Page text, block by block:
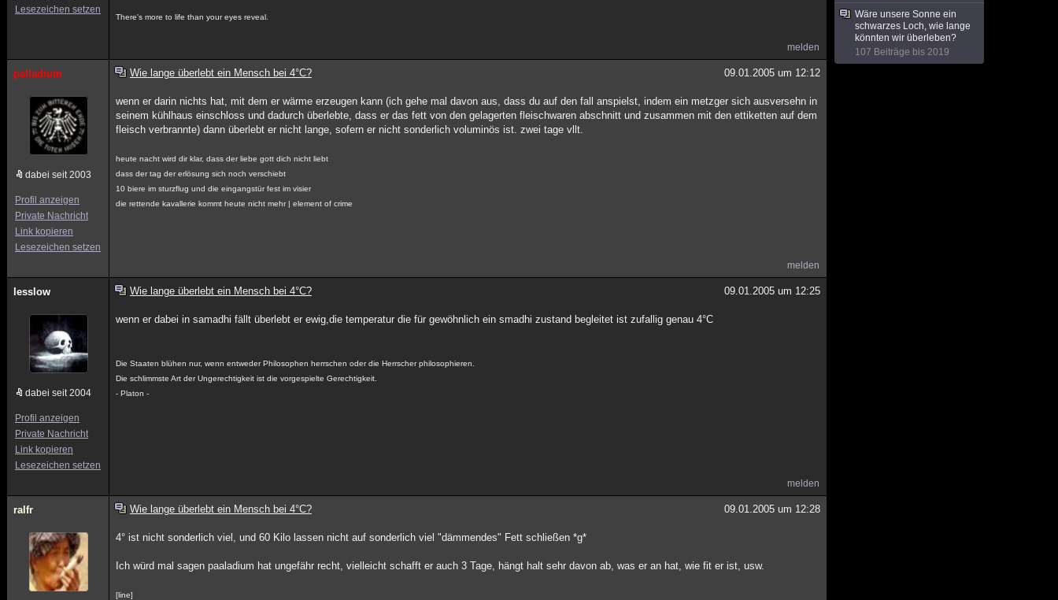
Lesezeichen setzen
There's more to life than your eyes reveal.
melden
palladium
dabei seit 2003
Profil anzeigen
Private Nachricht
Link kopieren
Lesezeichen setzen
Wie lange überlebt ein Mensch bei 4°C? 09.01.2005 um 12:12
wenn er darin nichts hat, mit dem er wärme erzeugen kann (ich gehe mal davon aus, dass du auf den fall anspielst, indem ein metzger sich ausversehn in
seinem kühlhaus einschloss und dadurch überlebte, dass er das fett von den gelagerten fleischwaren abschnitt und zusammen mit den ettiketten auf dem
fleisch verbrannte) dann überlebt er nicht lange, sofern er nicht sonderlich voluminös ist. zwei tage vllt.
heute nacht wird dir klar, dass der liebe gott dich nicht liebt
dass der tag der erlösung sich noch verschiebt
10 biere im sturzflug und die eingangstür fest im visier
die rettende kavallerie kommt heute nicht mehr | element of crime
melden
lesslow
dabei seit 2004
Profil anzeigen
Private Nachricht
Link kopieren
Lesezeichen setzen
Wie lange überlebt ein Mensch bei 4°C? 09.01.2005 um 12:25
wenn er dabei in samadhi fällt überlebt er ewig,die temperatur die für gewöhnlich ein smadhi zustand begleitet ist zufallig genau 4°C
Die Staaten blühen nur, wenn entweder Philosophen herrschen oder die Herrscher philosophieren.
Die schlimmste Art der Ungerechtigkeit ist die vorgespielte Gerechtigkeit.
- Platon -
melden
ralfr Wie lange überlebt ein Mensch bei 4°C? 09.01.2005 um 12:28
4° ist nicht sonderlich viel, und 60 Kilo lassen nicht auf sonderlich viel "dämmendes" Fett schließen *g*
Ich würd mal sagen paaladium hat ungefähr recht, vielleicht schafft er auch 3 Tage, hängt halt sehr davon ab, was er an hat, wie fit er ist, usw.
[line]
Wäre unsere Sonne ein
schwarzes Loch, wie lange
könnten wir überleben?
107 Beiträge bis 2019